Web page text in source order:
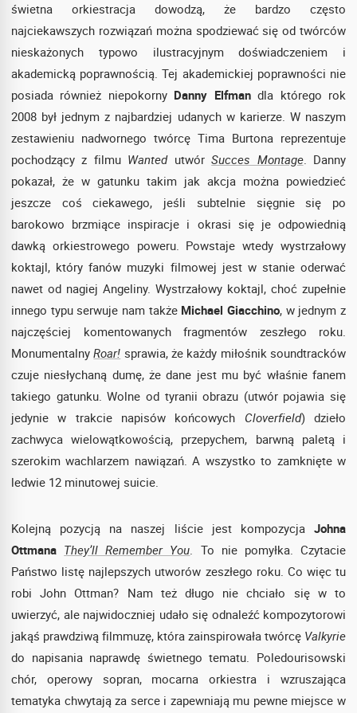
świetna orkiestracja dowodzą, że bardzo często
najciekawszych rozwiązań można spodziewać się od twórców
nieskażonych typowo ilustracyjnym doświadczeniem i
akademicką poprawnością. Tej akademickiej poprawności nie
posiada również niepokorny Danny Elfmandla którego rok
2008 był jednym z najbardziej udanych w karierze. W naszym
zestawieniu nadwornego twórcę Tima Burtona reprezentuje
pochodzący z filmu WantedutwórSucces Montage. Danny
pokazał, że w gatunku takim jak akcja można powiedzieć
jeszcze coś ciekawego, jeśli subtelnie sięgnie się po
barokowo brzmiące inspiracje i okrasi się je odpowiednią
dawką orkiestrowego poweru. Powstaje wtedy wystrzałowy
koktajl, który fanów muzyki filmowej jest w stanie oderwać
nawet od nagiej Angeliny. Wystrzałowy koktajl, choć zupełnie
innego typu serwuje nam także Michael Giacchino, w jednym z
najczęściej komentowanych fragmentów zeszłego roku.
MonumentalnyRoar! sprawia, że każdy miłośnik soundtracków
czuje niesłychaną dumę, że dane jest mu być właśnie fanem
takiego gatunku. Wolne od tyranii obrazu (utwór pojawia się
jedynie w trakcie napisów końcowych Cloverfield) dzieło
zachwyca wielowątkowością, przepychem, barwną paletą i
szerokim wachlarzem nawiązań. A wszystko to zamknięte w
ledwie 12 minutowej suicie.
Kolejną pozycją na naszej liście jest kompozycja Johna
Ottmana They’ll Remember You. To nie pomyłka. Czytacie
Państwo listę najlepszych utworów zeszłego roku. Co więc tu
robi John Ottman? Nam też długo nie chciało się w to
uwierzyć, ale najwidoczniej udało się odnaleźć kompozytorowi
jakąś prawdziwą filmmuzę, która zainspirowała twórcę Valkyrie
do napisania naprawdę świetnego tematu. Poledourisowski
chór, operowy sopran, mocarna orkiestra i wzruszająca
tematyka chwytają za serce i zapewniają mu pewne miejsce w